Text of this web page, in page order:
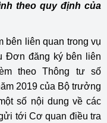
theo quy định của
bên liên quan trong vụ
Đơn đăng ký bên liên
theo Thông tư số
2019 của Bộ trưởng
số nội dung về các
tới Cơ quan điều tra